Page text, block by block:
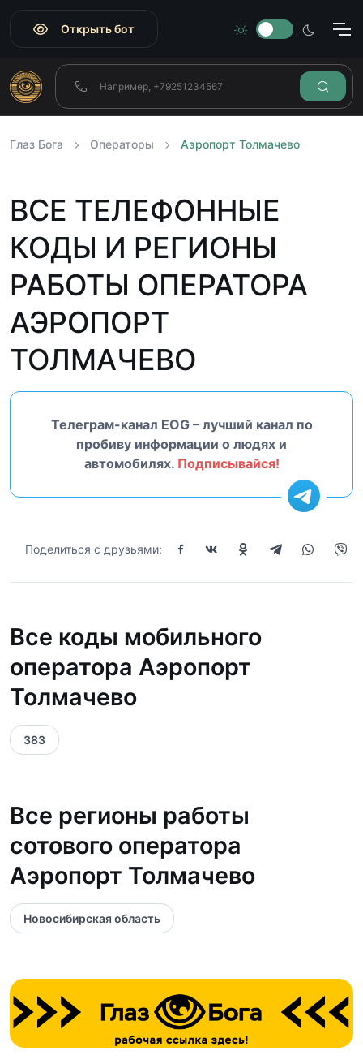
Открыть бот
Глаз Бога Операторы Аэропорт Толмачево
ВСЕ ТЕЛЕФОННЫЕ
КОДЫ И РЕГИОНЫ
РАБОТЫ ОПЕРАТОРА
АЭРОПОРТ
ТОЛМАЧЕВО
Телеграм-канал EOG – лучший канал по
пробиву информации о людях и
автомобилях. Подписывайся!
Поделиться с друзьями:
Все коды мобильного
оператора Аэропорт
Толмачево
383
Все регионы работы
сотового оператора
Аэропорт Толмачево
Новосибирская область